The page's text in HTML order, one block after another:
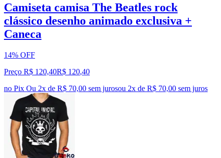
Camiseta camisa The Beatles rock
clássico desenho animado exclusiva +
Caneca
14% OFF
Preço R$ 120,40R$ 120,40
no Pix Ou 2x de R$ 70,00 sem jurosou 2x de R$ 70,00 sem juros